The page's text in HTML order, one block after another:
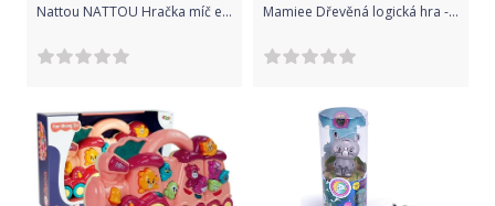
Nattou NATTOU Hračka míč edukační 4 aktivity Lapidou pink Mamiee Dřevěná logická hra - Válečky